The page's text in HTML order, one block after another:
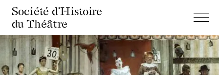
Société d'Histoire
du Théâtre